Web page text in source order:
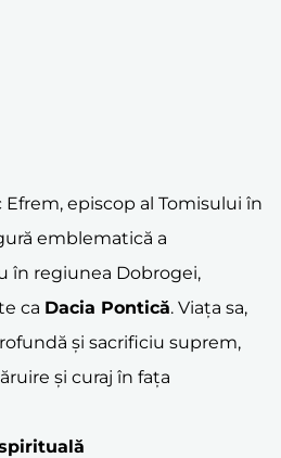
episcop al Tomisului în
emblematică a
în regiunea Dobrogei,
ca Dacia Pontică. Viața sa,
și sacrificiu suprem,
și curaj în fața